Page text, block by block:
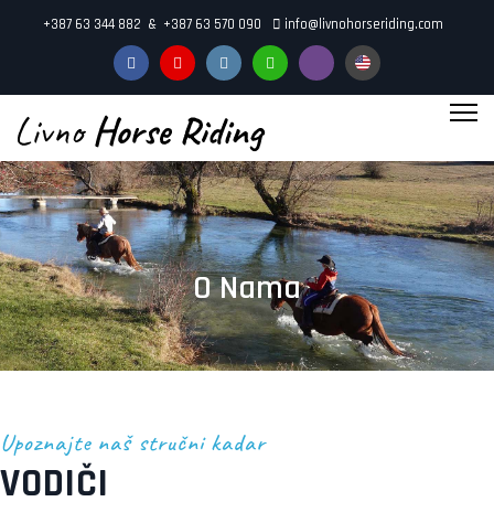
+387 63 344 882 & +387 63 570 090 info@livnohorseriding.com
hidden="true">
O Nama
Upoznajte naš stručni kadar
VODIČI